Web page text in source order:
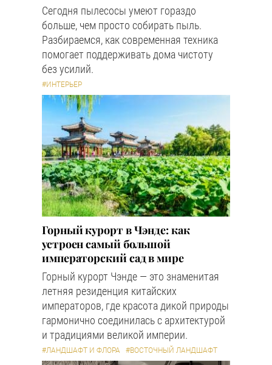
Сегодня пылесосы умеют гораздо
больше, чем просто собирать пыль.
Разбираемся, как современная техника
помогает поддерживать дома чистоту
без усилий.
#ИНТЕРЬЕР
Горный курорт в Чэнде: как
устроен самый большой
императорский сад в мире
Горный курорт Чэнде — это знаменитая
летняя резиденция китайских
императоров, где красота дикой природы
гармонично соединилась с архитектурой
и традициями великой империи.
#ЛАНДШАФТ И ФЛОРА #ВОСТОЧНЫЙ ЛАНДШАФТ